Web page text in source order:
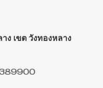
าง เขต วังทองหลาง